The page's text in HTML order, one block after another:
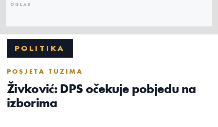
POLITIKA
POSJETA TUZIMA
Živković: DPS očekuje pobjedu na
izborima